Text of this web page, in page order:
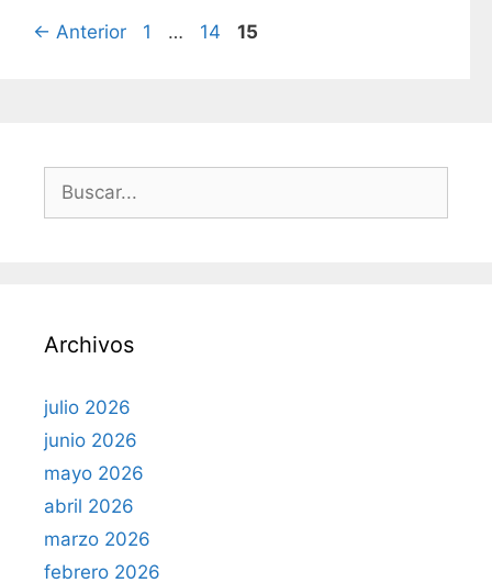
g
← Anterior
P
a
1 …
P
a
14
P
a
15
:
Archivos
julio 2026
junio 2026
mayo 2026
abril 2026
marzo 2026
febrero 2026